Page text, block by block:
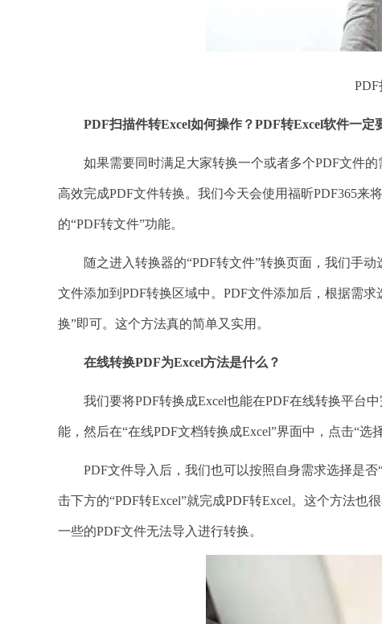
PDF
PDF扫描件转Excel如何操作？PDF转Excel软件一定
如果需要同时满足大家转换一个或者多个PDF文件的
高效完成PDF文件转换。我们今天会使用福昕PDF365来
的“PDF转文件”功能。
随之进入转换器的“PDF转文件”转换页面，我们手动
文件添加到PDF转换区域中。PDF文件添加后，根据需
换”即可。这个方法真的简单又实用。
在线转换PDF为Excel方法是什么？
我们要将PDF转换成Excel也能在PDF在线转换平台中
能，然后在“在线PDF文档转换成Excel”界面中，点击“选
PDF文件导入后，我们也可以按照自身需求选择是否“
击下方的“PDF转Excel”就完成PDF转Excel。这个方法
一些的PDF文件无法导入进行转换。